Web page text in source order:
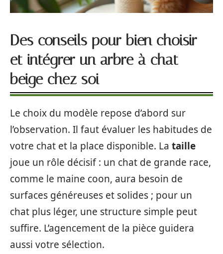
Des conseils pour bien choisir
et intégrer un arbre à chat
beige chez soi
Le choix du modèle repose d’abord sur
l’observation. Il faut évaluer les habitudes de
votre chat et la place disponible. La taille
joue un rôle décisif : un chat de grande race,
comme le maine coon, aura besoin de
surfaces généreuses et solides ; pour un
chat plus léger, une structure simple peut
suffire. L’agencement de la pièce guidera
aussi votre sélection.